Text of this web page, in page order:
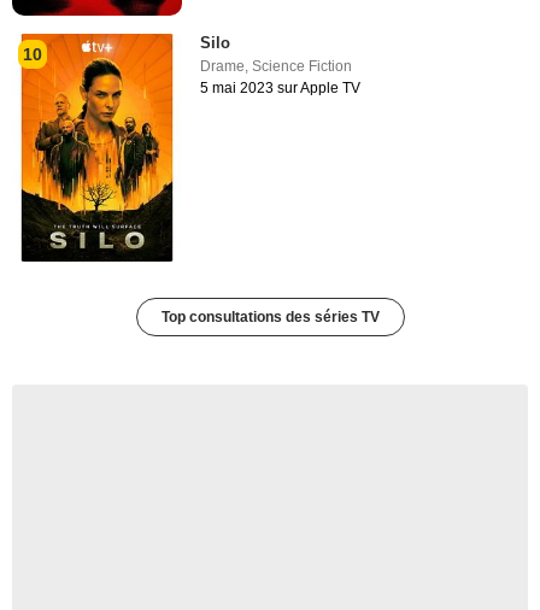
10
Silo
Drame,Science Fiction
5 mai 2023 sur Apple TV
Top consultations des séries TV